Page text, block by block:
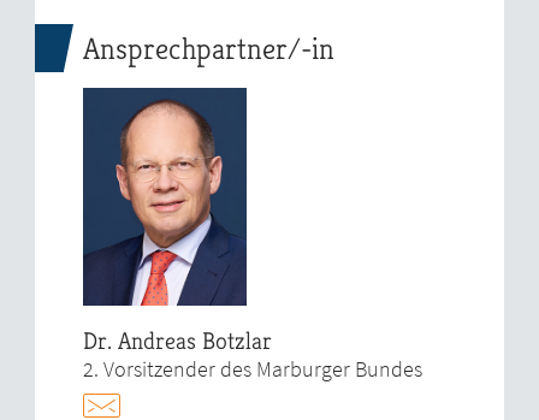
Ansprechpartner/-in
Dr. Andreas Botzlar
2. Vorsitzender des Marburger Bundes